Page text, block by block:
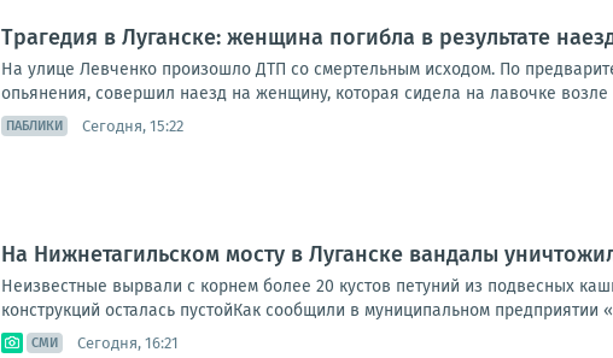
Трагедия в Луганске: женщина погибла в результате
На улице Левченко произошло ДТП со смертельным исходом. По
опьянения, совершил наезд на женщину, которая сидела на лавочке
ПАБЛИКИ Сегодня, 15:22
На Нижнетагильском мосту в Луганске вандалы
Неизвестные вырвали с корнем более 20 кустов петуний из подвесных
конструкций осталась пустойКак сообщили в муниципальном предприятии
СМИ Сегодня, 16:21